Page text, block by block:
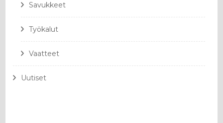
Savukkeet
Työkalut
Vaatteet
Uutiset